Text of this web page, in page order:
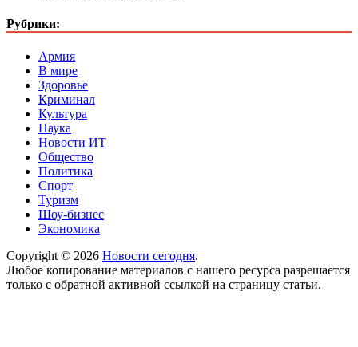
Рубрики:
Армия
В мире
Здоровье
Криминал
Культура
Наука
Новости ИТ
Общество
Политика
Спорт
Туризм
Шоу-бизнес
Экономика
Copyright © 2026 Новости сегодня.
Любое копирование материалов с нашего ресурса разрешается
только с обратной активной ссылкой на страницу статьи.